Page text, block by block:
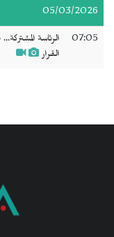
05/03/2026
07:05
الرئاسة
القرار